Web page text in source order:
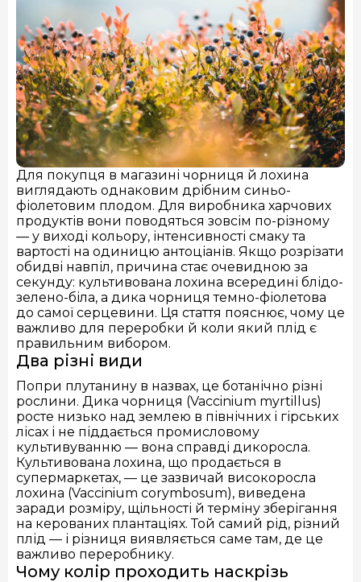
Сушені білі гриби
Свіжі лисички
Сушені лисички
Заморожені опеньки (IQF)
Для покупця в магазині чорниця й лохина
виглядають однаковим дрібним синьо-
фіолетовим плодом. Для виробника харчових
продуктів вони поводяться зовсім по-різному
— у виході кольору, інтенсивності смаку та
вартості на одиницю антоціанів. Якщо розрізати
обидві навпіл, причина стає очевидною за
секунду: культивована лохина всередині блідо-
зелено-біла, а дика чорниця темно-фіолетова
до самої серцевини. Ця стаття пояснює, чому це
важливо для переробки й коли який плід є
правильним вибором.
Два різні види
Попри плутанину в назвах, це ботанічно різні
рослини. Дика чорниця (Vaccinium myrtillus)
росте низько над землею в північних і гірських
лісах і не піддається промисловому
культивуванню — вона справді дикоросла.
Культивована лохина, що продається в
супермаркетах, — це зазвичай високоросла
лохина (Vaccinium corymbosum), виведена
заради розміру, щільності й терміну зберігання
на керованих плантаціях. Той самий рід, різний
плід — і різниця виявляється саме там, де це
важливо переробнику.
Чому колір проходить наскрізь